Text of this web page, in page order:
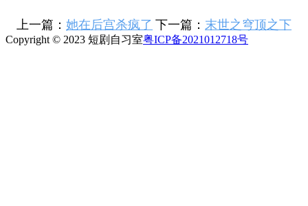
上一篇： 她在后宫杀疯了 下一篇： 末世之穹顶之下
Copyright © 2023 短剧自习室粤ICP备2021012718号